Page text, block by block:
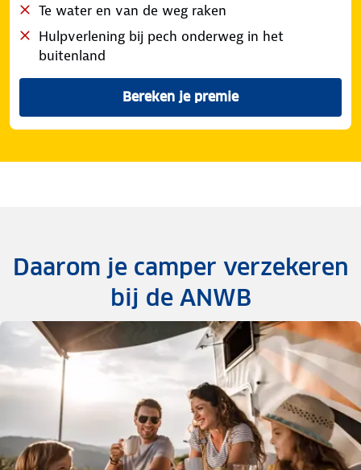
Te water en van de weg raken
Hulpverlening bij pech onderweg in het
buitenland
Bereken je premieVan de WA dekking van de
Daarom je camper verzekeren
bij de ANWB